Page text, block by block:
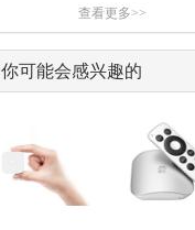
查看更多>>
你可能会感兴趣的